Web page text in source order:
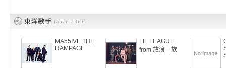
MA55IVE THE
RAMPAGE
LIL LEAGUE
from 放浪一族